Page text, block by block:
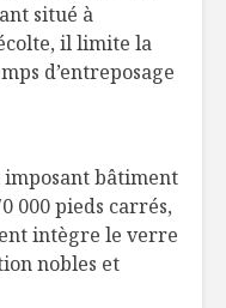
situé à
il limite la
d’entreposage
imposant bâtiment
000 pieds carrés,
intègre le verre
nobles et